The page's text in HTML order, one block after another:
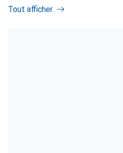
Tout afficher